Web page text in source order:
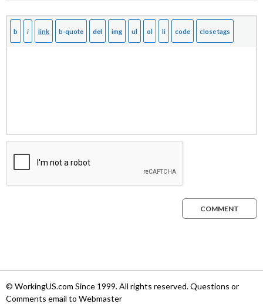
COMMENT
© WorkingUS.com Since 1999. All rights reserved. Questions or
Comments email to Webmaster